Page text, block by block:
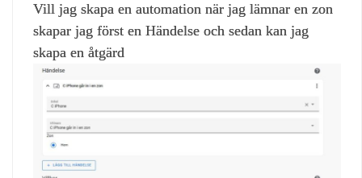
Vill jag skapa en automation när jag lämnar en zon
skapar jag först en Händelse och sedan kan jag
skapa en åtgärd